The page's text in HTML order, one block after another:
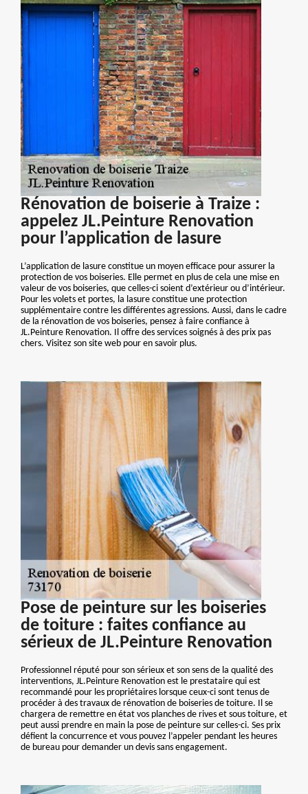
Rénovation de boiserie à Traize :
appelez JL.Peinture Renovation
pour l’application de lasure
L’application de lasure constitue un moyen efficace pour assurer la
protection de vos boiseries. Elle permet en plus de cela une mise en
valeur de vos boiseries, que celles-ci soient d’extérieur ou d’intérieur.
Pour les volets et portes, la lasure constitue une protection
supplémentaire contre les différentes agressions. Aussi, dans le cadre
de la rénovation de vos boiseries, pensez à faire confiance à
JL.Peinture Renovation. Il offre des services soignés à des prix pas
chers. Visitez son site web pour en savoir plus.
Pose de peinture sur les boiseries
de toiture : faites confiance au
sérieux de JL.Peinture Renovation
Professionnel réputé pour son sérieux et son sens de la qualité des
interventions, JL.Peinture Renovation est le prestataire qui est
recommandé pour les propriétaires lorsque ceux-ci sont tenus de
procéder à des travaux de rénovation de boiseries de toiture. Il se
chargera de remettre en état vos planches de rives et sous toiture, et
peut aussi prendre en main la pose de peinture sur celles-ci. Ses prix
défient la concurrence et vous pouvez l’appeler pendant les heures
de bureau pour demander un devis sans engagement.